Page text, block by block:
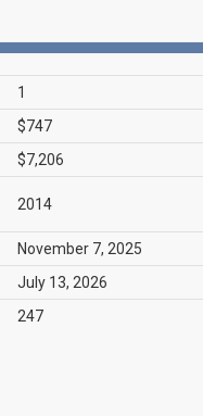
1
$747
$7,206
2014
November 7, 2025
July 13, 2026
247